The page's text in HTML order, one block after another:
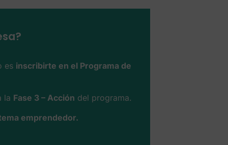
es inscribirte en el Programa de
la Fase 3 – Acción del programa.
emprendedor.